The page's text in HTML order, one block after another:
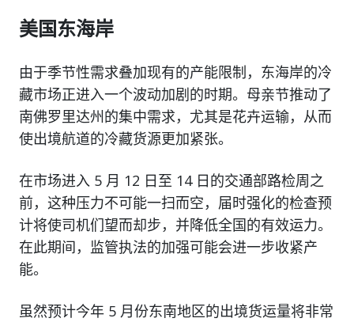
美国东海岸
由于季节性需求叠加现有的产能限制，东海岸的冷
藏市场正进入一个波动加剧的时期。母亲节推动了
南佛罗里达州的集中需求，尤其是花卉运输，从而
使出境航道的冷藏货源更加紧张。
在市场进入 5 月 12 日至 14 日的交通部路检周之
前，这种压力不可能一扫而空，届时强化的检查预
计将使司机们望而却步，并降低全国的有效运力。
在此期间，监管执法的加强可能会进一步收紧产
能。
虽然预计今年 5 月份东南地区的出境货运量将非常